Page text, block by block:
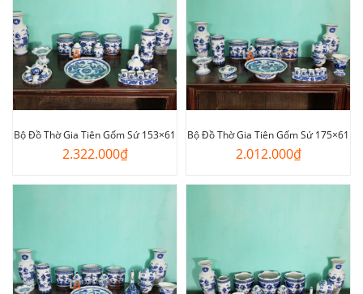
Bộ Đồ Thờ Gia Tiên Gốm Sứ 153×61
2.322.000₫
Bộ Đồ Thờ Gia Tiên Gốm Sứ 175×61
2.012.000₫